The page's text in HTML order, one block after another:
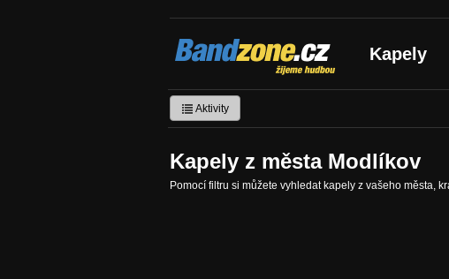
Bandzone.cz
žijeme hudbou Kapely
Aktivity
Kapely z města Modlíkov
Pomocí filtru si můžete vyhledat kapely z vašeho města,